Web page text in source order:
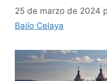
25 de marzo de 2024
Bajío Celaya